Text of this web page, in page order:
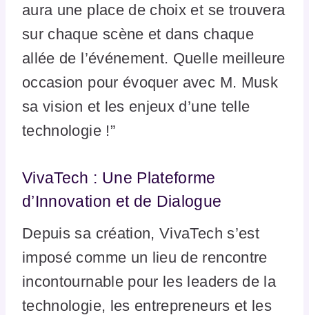
aura une place de choix et se trouvera
sur chaque scène et dans chaque
allée de l’événement. Quelle meilleure
occasion pour évoquer avec M. Musk
sa vision et les enjeux d’une telle
technologie !”
VivaTech : Une Plateforme
d’Innovation et de Dialogue
Depuis sa création, VivaTech s’est
imposé comme un lieu de rencontre
incontournable pour les leaders de la
technologie, les entrepreneurs et les